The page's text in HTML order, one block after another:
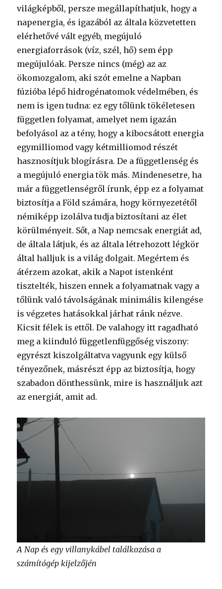
világképből, persze megállapíthatjuk, hogy a
napenergia, és igazából az általa közvetetten
elérhetővé vált egyéb, megújuló
energiaforrások (víz, szél, hő) sem épp
megújulóak. Persze nincs (még) az az
ökomozgalom, aki szót emelne a Napban
fúzióba lépő hidrogénatomok védelmében, és
nem is igen tudna: ez egy tőlünk tökéletesen
független folyamat, amelyet nem igazán
befolyásol az a tény, hogy a kibocsátott energia
egymilliomod vagy kétmilliomod részét
hasznosítjuk blogírásra. De a függetlenség és
a megújuló energia tök más. Mindenesetre, ha
már a függetlenségről írunk, épp ez a folyamat
biztosítja a Föld számára, hogy környezetétől
némiképp izolálva tudja biztosítani az élet
körülményeit. Sőt, a Nap nemcsak energiát ad,
de általa látjuk, és az általa létrehozott légkör
által halljuk is a világ dolgait. Megértem és
átérzem azokat, akik a Napot istenként
tisztelték, hiszen ennek a folyamatnak vagy a
tőlünk való távolságának minimális kilengése
is végzetes hatásokkal járhat ránk nézve.
Kicsit félek is ettől. De valahogy itt ragadható
meg a kiinduló függetlenfüggőség viszony:
egyrészt kiszolgáltatva vagyunk egy külső
tényezőnek, másrészt épp az biztosítja, hogy
szabadon dönthessünk, mire is használjuk azt
az energiát, amit ad.
A Nap és egy villanykábel találkozása a
számítógép kijelzőjén